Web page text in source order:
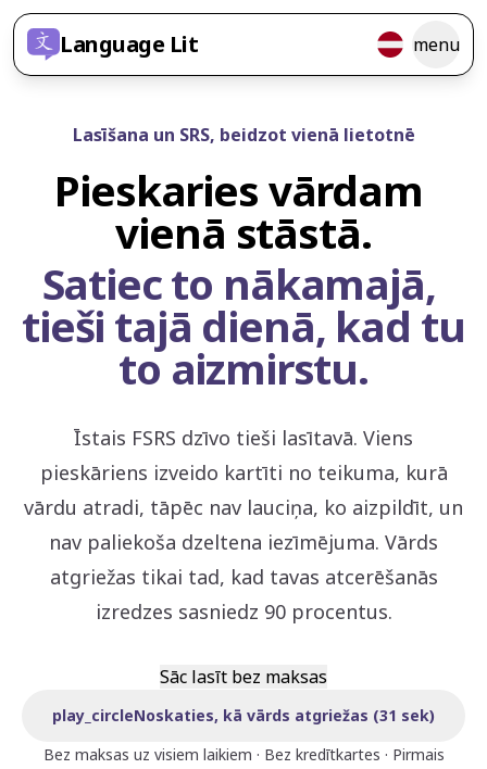
Language Lit menu
Lasīšana un SRS, beidzot vienā lietotnē
Pieskaries vārdam
vienā stāstā.
Satiec to nākamajā,
tieši tajā dienā, kad tu
to aizmirstu.
Īstais FSRS dzīvo tieši lasītavā. Viens
pieskāriens izveido kartīti no teikuma, kurā
vārdu atradi, tāpēc nav lauciņa, ko aizpildīt, un
nav paliekoša dzeltena iezīmējuma. Vārds
atgriežas tikai tad, kad tavas atcerēšanās
izredzes sasniedz 90 procentus.
Sāc lasīt bez maksas
play_circleNoskaties, kā vārds atgriežas (31 sek)
Bez maksas uz visiem laikiem · Bez kredītkartes · Pirmais